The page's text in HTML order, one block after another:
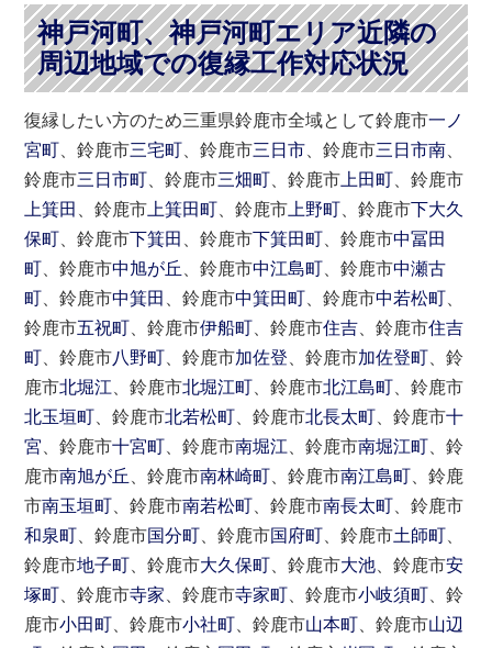
神戸河町、神戸河町エリア近隣の
周辺地域での復縁工作対応状況
復縁したい方のため三重県鈴鹿市全域として鈴鹿市一ノ
宮町 、鈴鹿市三宅町 、鈴鹿市三日市 、鈴鹿市三日市南
鈴鹿市三日市町 、鈴鹿市三畑町 、鈴鹿市 上田町 、鈴鹿市
上箕田
、鈴鹿市 上箕田町 、鈴鹿市 上野町 、鈴鹿市下大久
保町 、鈴鹿市下箕田 、鈴鹿市下箕田町 、鈴鹿市中冨田
町 、鈴鹿市中旭が丘 、鈴鹿市中江島町 、鈴鹿市中瀬古
町 、鈴鹿市中箕田 、鈴鹿市中箕田町 、鈴鹿市中若松町
鈴鹿市五祝町 、鈴鹿市伊船町 、鈴鹿市住吉 、鈴鹿市住吉
町 、鈴鹿市八野町 、鈴鹿市加佐登 、鈴鹿市加佐登町 、鈴
鹿市北堀江 、鈴鹿市北堀江町 、鈴鹿市北江島町 、鈴鹿市
北玉垣町 、鈴鹿市北若松町 、鈴鹿市北長太町 、鈴鹿市十
宮 、鈴鹿市十宮町 、鈴鹿市南堀江 、鈴鹿市南堀江町 、鈴
鹿市南旭が丘 、鈴鹿市南林崎町 、鈴鹿市南江島町 、鈴鹿
市南玉垣町 、鈴鹿市南若松町 、鈴鹿市南長太町 、鈴鹿市
和泉町 、鈴鹿市国分町 、鈴鹿市国府町 、鈴鹿市土師町
鈴鹿市地子町 、鈴鹿市大久保町 、鈴鹿市大池 、鈴鹿市安
塚町 、鈴鹿市寺家 、鈴鹿市寺家町 、鈴鹿市小岐須町 、鈴
鹿市小田町 、鈴鹿市小社町 、鈴鹿市山本町 、鈴鹿市山辺